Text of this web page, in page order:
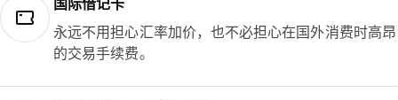
国际借记卡
永远不用担心汇率加价，也不必担心在国外消费时高昂
的交易手续费。